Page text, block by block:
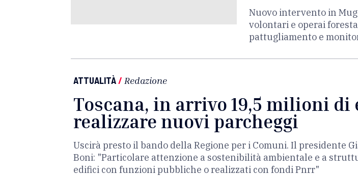
Nuovo intervento in
volontari e operai
pattugliamento e
ATTUALITÀ/ Redazione
Toscana, in arrivo 19,5 milioni di
realizzare nuovi parcheggi
Uscirà presto il bando della Regione per i Comuni. Il presidente
Boni: "Particolare attenzione a sostenibilità ambientale e a
edifici con funzioni pubbliche o realizzati con fondi Pnrr"